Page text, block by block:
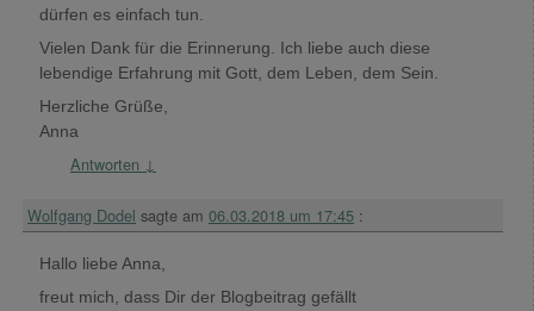
dürfen es einfach tun.
Vielen Dank für die Erinnerung. Ich liebe auch diese
lebendige Erfahrung mit Gott, dem Leben, dem Sein.
Herzliche Grüße,
Anna
Antworten ↓
Wolfgang Dodel sagte am 06.03.2018 um 17:45 :
Hallo liebe Anna,
freut mich, dass Dir der Blogbeitrag gefällt